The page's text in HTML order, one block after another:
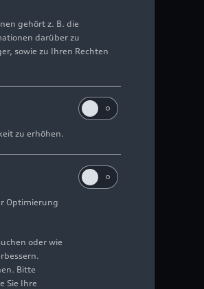
gehört z. B. die
darüber zu
sowie zu Ihren Rechten
zu erhöhen.
Optimierung
oder wie
Bitte
Sie Ihre